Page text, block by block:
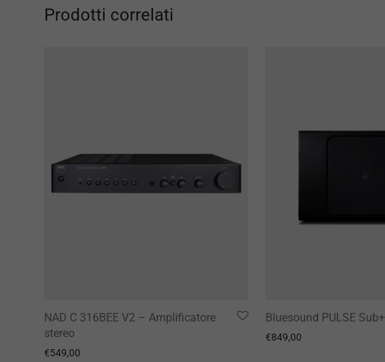
Prodotti correlati
NAD C 316BEE V2 – Amplificatore
stereo
€549,00
Bluesound PULSE Sub+
€849,00